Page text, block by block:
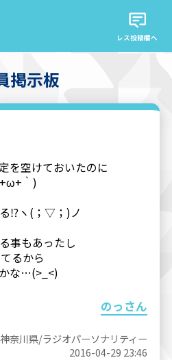
レス投稿欄へ
掲示板
を空けておいたのに
｀)
⁉︎ヽ(；▽；)ノ
事もあったし
るから
な…(>_<)
のっさん
奈川県/ラジオパーソナリティー
2016-04-29 23:46